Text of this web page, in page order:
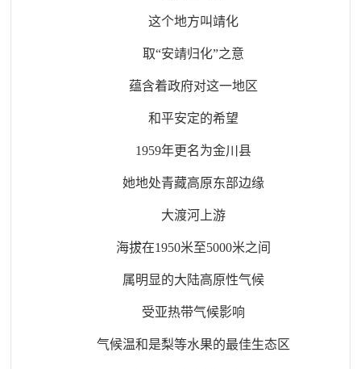
这个地方叫靖化
取“安靖归化”之意
蕴含着政府对这一地区
和平安定的希望
1959年更名为金川县
她地处青藏高原东部边缘
大渡河上游
海拔在1950米至5000米之间
属明显的大陆高原性气候
受亚热带气候影响
气候温和是梨等水果的最佳生态区